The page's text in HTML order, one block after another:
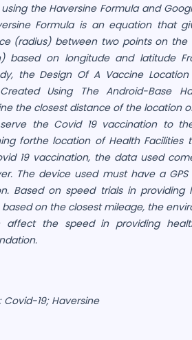
the Haversine Formula and
Formula is an equation that
(radius) between two points on the
based on longitude and latitude
the Design Of A Vaccine Location
Using The Android-Base
the closest distance of the location
the Covid 19 vaccination to
forthe location of Health Facilities
19 vaccination, the data used
The device used must have a
Based on speed trials in providing
on the closest mileage, the
affect the speed in providing
19; Haversine